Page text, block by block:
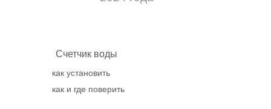
Счетчик воды
как установить
как и где поверить